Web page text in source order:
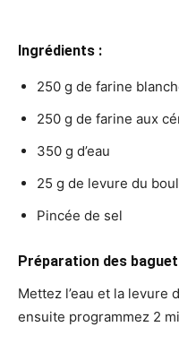
Ingrédients :
250 g de farine
250 g de farine aux
350 g d’eau
25 g de levure du
Pincée de sel
Préparation des
Mettez l’eau et la levure
ensuite programmez 2